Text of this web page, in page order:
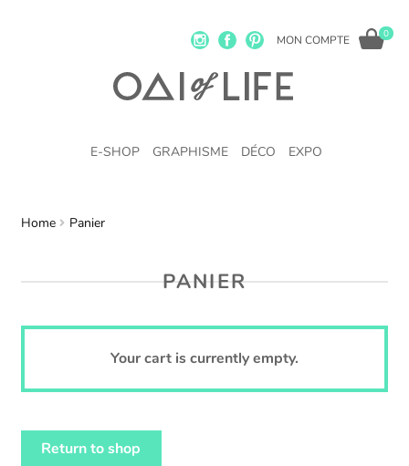
MON COMPTE 0
E-SHOP GRAPHISME DÉCO EXPO
Home Panier
PANIER
Your cart is currently empty.
Return to shop